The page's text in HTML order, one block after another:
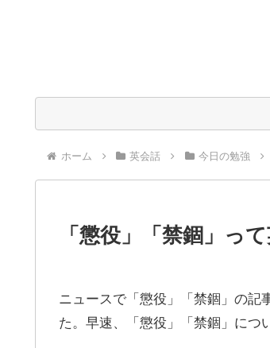
ホーム 英会話 今日の勉強
「懲役」「禁錮」っ
ニュースで「懲役」「禁錮」の記
た。早速、「懲役」「禁錮」につ